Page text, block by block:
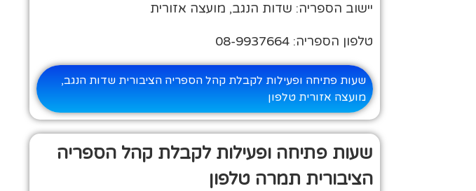
יישוב הספריה: שדות הנגב, מועצה אזורית
טלפון הספריה: 08-9937664
שעות פתיחה ופעילות לקבלת קהל הספריה הציבורית שדות הנגב,
מועצה אזורית טלפון
שעות פתיחה ופעילות לקבלת קהל הספריה
הציבורית תמרה טלפון